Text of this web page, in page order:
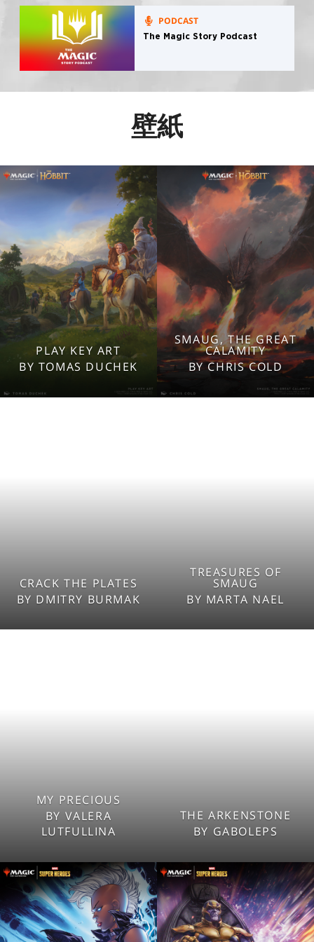
PODCAST
The Magic Story Podcast
壁紙
PLAY KEY ART
BY TOMAS DUCHEK
2560x1600
1920x1080
SMAUG, THE GREAT
CALAMITY
BY CHRIS COLD
2560x1600
1920x1080
CRACK THE PLATES
BY DMITRY BURMAK
2560x1600
1920x1080
TREASURES OF
SMAUG
BY MARTA NAEL
2560x1600
1920x1080
MY PRECIOUS
BY VALERA
LUTFULLINA
2560x1600
1920x1080
Tablet
Mobile
THE ARKENSTONE
BY GABOLEPS
2560x1600
1920x1080
Tablet
Mobile